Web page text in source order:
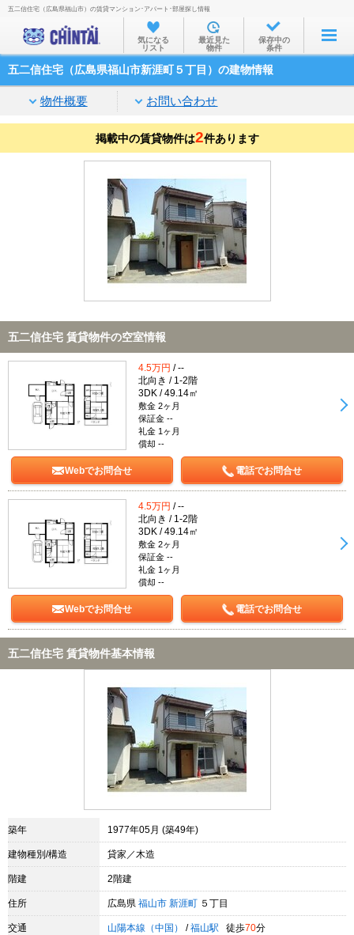
お部屋を探す
沿線・駅から
住所から
家賃相場から
通勤通学時間から
不動産会社から
TOP
五二信住宅（広島県福山市）の賃貸マンション･アパート･部屋探し情報
気になる
リスト
最近見た
物件
保存中の
条件
五二信住宅（広島県福山市新涯町５丁目）の建物情報
物件概要 お問い合わせ
掲載中の賃貸物件は2件あります
五二信住宅 賃貸物件の空室情報
4.5万円 / --
北向き / 1-2階
3DK / 49.14㎡
敷金 2ヶ月
保証金 --
礼金 1ヶ月
償却 --
Webでお問合せ 電話でお問合せ
4.5万円 / --
北向き / 1-2階
3DK / 49.14㎡
敷金 2ヶ月
保証金 --
礼金 1ヶ月
償却 --
Webでお問合せ 電話でお問合せ
五二信住宅 賃貸物件基本情報
築年 1977年05月 (築49年)
建物種別/構造 貸家／木造
階建 2階建
住所 広島県 福山市 新涯町 ５丁目
交通 山陽本線（中国） / 福山駅 徒歩70分